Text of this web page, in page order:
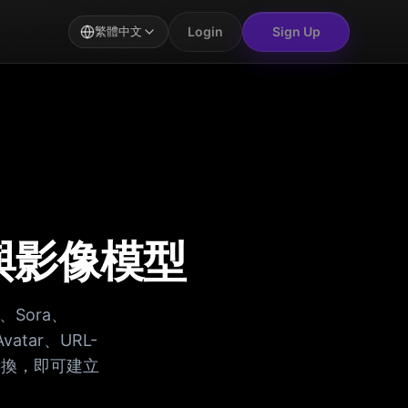
繁體中文 Login Sign Up
影像模型
Sora、
、URL-
，即可建立